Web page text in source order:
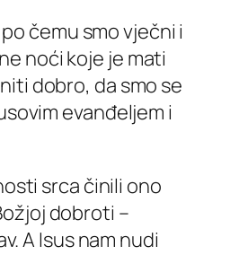
čemu smo vječni i
noći koje je mati
dobro, da smo se
evanđeljem i
srca činili ono
dobroti –
A Isus nam nudi